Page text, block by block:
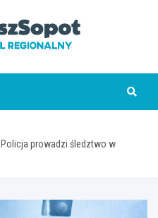
prowadzi śledztwo w